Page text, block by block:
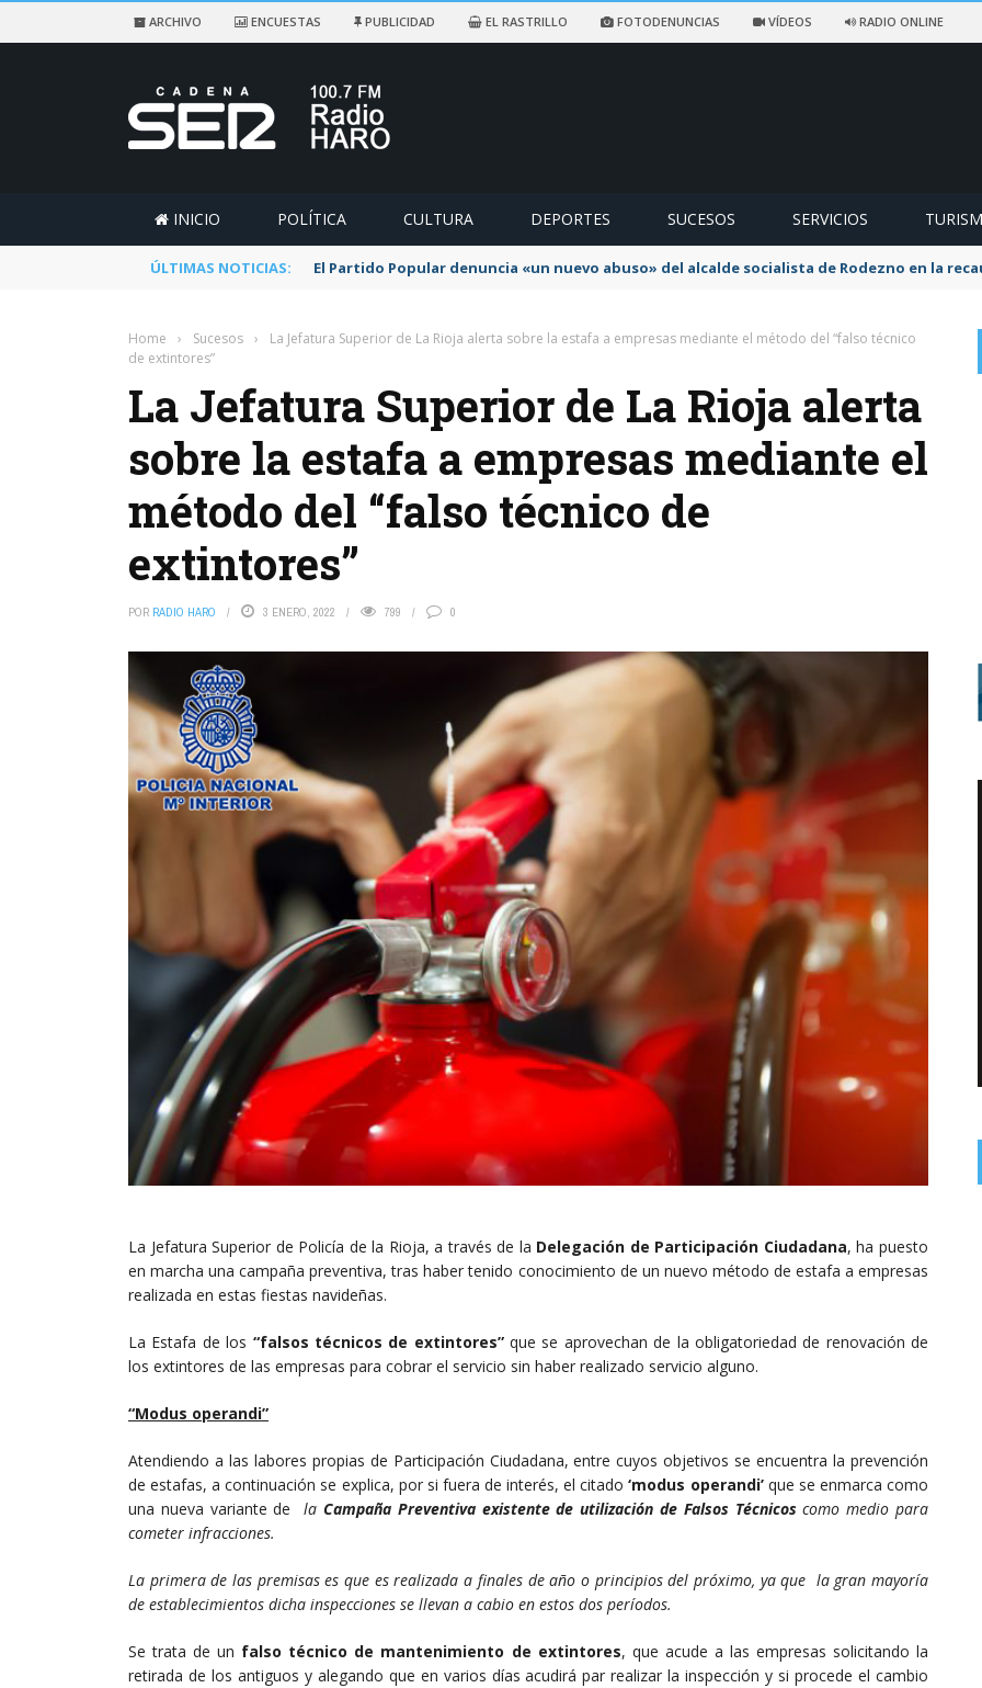
ARCHIVO ENCUESTAS PUBLICIDAD EL RASTRILLO FOTODENUNCIAS VÍDEOS RADIO ONLINE
INICIO POLÍTICA CULTURA DEPORTES SUCESOS SERVICIOS
ÚLTIMAS NOTICIAS: El Partido Popular denuncia «un nuevo abuso» del alcalde socialista de Rodezno en la
Home › Sucesos ›
La Jefatura Superior de La Rioja alerta sobre la estafa a empresas mediante el método del “falso técnico
de extintores”
La Jefatura Superior de La Rioja alerta
sobre la estafa a empresas mediante el
método del “falso técnico de
extintores”
POR RADIO HARO 3 ENERO, 2022 799 0
La Jefatura Superior de Policía de la Rioja, a través de la Delegación de Participación Ciudadana, ha puesto
en marcha una campaña preventiva, tras haber tenido conocimiento de un nuevo método de estafa a empresas
realizada en estas fiestas navideñas.
La Estafa de los “falsos técnicos de extintores”que se aprovechan de la obligatoriedad de renovación de
los extintores de las empresas para cobrar el servicio sin haber realizado servicio alguno.
“Modus operandi”
Atendiendo a las labores propias de Participación Ciudadana, entre cuyos objetivos se encuentra la prevención
de estafas, a continuación se explica, por si fuera de interés, el citado‘modus operandi’que se enmarca como
una nueva variante de
la Campaña Preventiva existente de utilización de Falsos Técnicos como medio para
cometer infracciones.
La primera de las premisas es que es realizada a finales de año o principios del próximo, ya que la gran mayoría
de establecimientos dicha inspecciones se llevan a cabio en estos dos períodos.
Se trata de un falso técnico de mantenimiento de extintores, que acude a las empresas solicitando la
retirada de los antiguos y alegando que en varios días acudirá par realizar la inspección y si procede el cambio